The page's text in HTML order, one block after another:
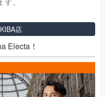
店
Electa！